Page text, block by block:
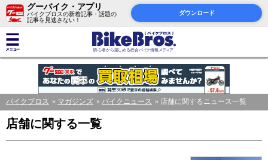
グーバイク・アプリ
バイクブロスの新着記事・話題の
記事を見逃さない！
ダウンロード
バイクブロス マガジンズ バイクニュース 店舗に関するニュース一覧
店舗に関する一覧